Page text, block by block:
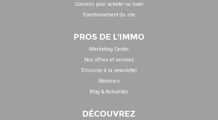
Conseils pour acheter ou louer
Fonctionnement du site
PROS DE L'IMMO
Marketing Center
Nos offres et services
S'inscrire à la newsletter
Webinars
Blog & Actualités
DÉCOUVREZ